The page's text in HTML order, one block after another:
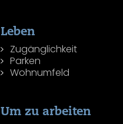
Leben
Zugänglichkeit
Parken
Wohnumfeld
Um zu arbeiten